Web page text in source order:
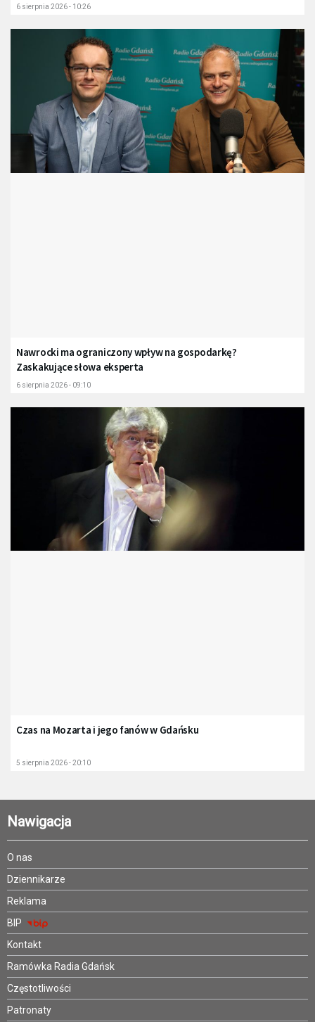
6 sierpnia 2026 - 10:26
Nawrocki ma ograniczony wpływ na gospodarkę?
Zaskakujące słowa eksperta
6 sierpnia 2026 - 09:10
Czas na Mozarta i jego fanów w Gdańsku
5 sierpnia 2026 - 20:10
Nawigacja
O nas
Dziennikarze
Reklama
BIP
Kontakt
Ramówka Radia Gdańsk
Częstotliwości
Patronaty